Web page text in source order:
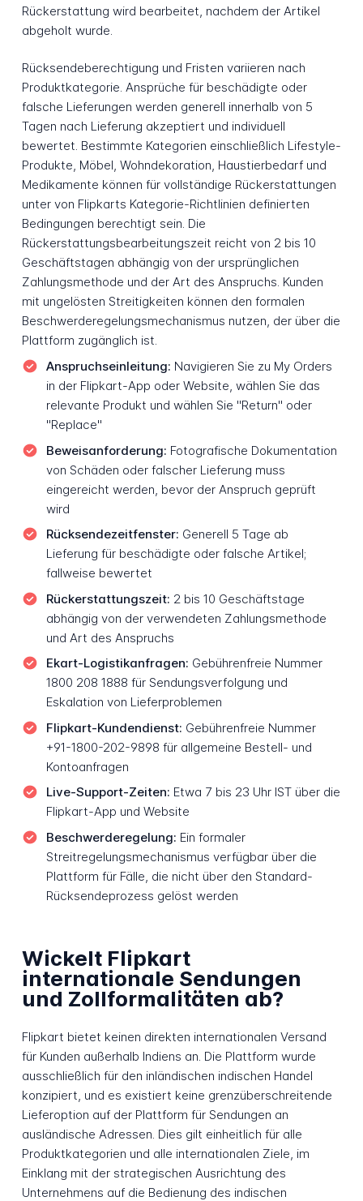
Rückerstattung wird bearbeitet, nachdem der Artikel
abgeholt wurde.
Rücksendeberechtigung und Fristen variieren nach
Produktkategorie. Ansprüche für beschädigte oder
falsche Lieferungen werden generell innerhalb von 5
Tagen nach Lieferung akzeptiert und individuell
bewertet. Bestimmte Kategorien einschließlich Lifestyle-
Produkte, Möbel, Wohndekoration, Haustierbedarf und
Medikamente können für vollständige Rückerstattungen
unter von Flipkarts Kategorie-Richtlinien definierten
Bedingungen berechtigt sein. Die
Rückerstattungsbearbeitungszeit reicht von 2 bis 10
Geschäftstagen abhängig von der ursprünglichen
Zahlungsmethode und der Art des Anspruchs. Kunden
mit ungelösten Streitigkeiten können den formalen
Beschwerderegelungsmechanismus nutzen, der über die
Plattform zugänglich ist.
Anspruchseinleitung: Navigieren Sie zu My Orders
in der Flipkart-App oder Website, wählen Sie das
relevante Produkt und wählen Sie "Return" oder
"Replace"
Beweisanforderung: Fotografische Dokumentation
von Schäden oder falscher Lieferung muss
eingereicht werden, bevor der Anspruch geprüft
wird
Rücksendezeitfenster: Generell 5 Tage ab
Lieferung für beschädigte oder falsche Artikel;
fallweise bewertet
Rückerstattungszeit: 2 bis 10 Geschäftstage
abhängig von der verwendeten Zahlungsmethode
und Art des Anspruchs
Ekart-Logistikanfragen: Gebührenfreie Nummer
1800 208 1888 für Sendungsverfolgung und
Eskalation von Lieferproblemen
Flipkart-Kundendienst: Gebührenfreie Nummer
+91-1800-202-9898 für allgemeine Bestell- und
Kontoanfragen
Live-Support-Zeiten: Etwa 7 bis 23 Uhr IST über die
Flipkart-App und Website
Beschwerderegelung: Ein formaler
Streitregelungsmechanismus verfügbar über die
Plattform für Fälle, die nicht über den Standard-
Rücksendeprozess gelöst werden
Wickelt Flipkart
internationale Sendungen
und Zollformalitäten ab?
Flipkart bietet keinen direkten internationalen Versand
für Kunden außerhalb Indiens an. Die Plattform wurde
ausschließlich für den inländischen indischen Handel
konzipiert, und es existiert keine grenzüberschreitende
Lieferoption auf der Plattform für Sendungen an
ausländische Adressen. Dies gilt einheitlich für alle
Produktkategorien und alle internationalen Ziele, im
Einklang mit der strategischen Ausrichtung des
Unternehmens auf die Bedienung des indischen